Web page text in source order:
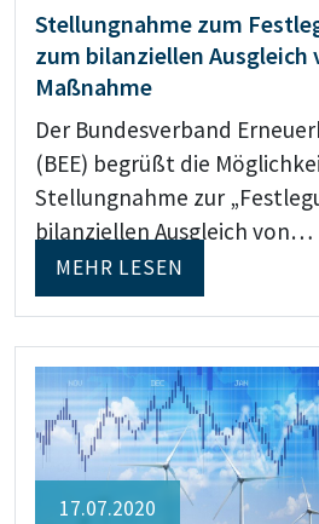
Stellungnahme zum
zum bilanziellen Ausgleich
Maßnahme
Der Bundesverband
(BEE) begrüßt die
Stellungnahme zur
bilanziellen Ausgleich von…
MEHR LESEN
17.07.2020